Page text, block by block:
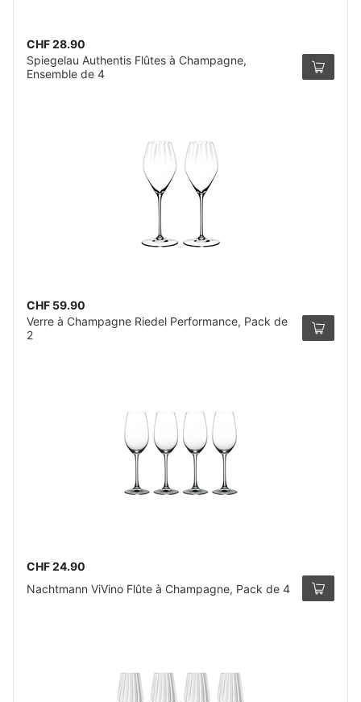
CHF 28.90
Spiegelau Authentis Flûtes à Champagne,
Ensemble de 4
CHF 59.90
Verre à Champagne Riedel Performance, Pack de
2
CHF 24.90
Nachtmann ViVino Flûte à Champagne, Pack de 4